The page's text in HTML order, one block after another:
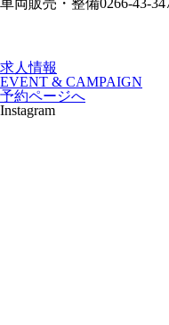
車両販売・整備0266-43-
求人情報
EVENT & CAMPAIGN
予約ページへ
Instagram